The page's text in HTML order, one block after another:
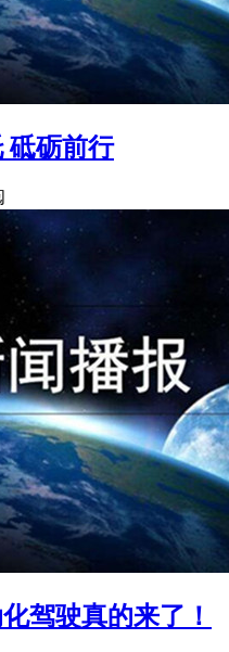
砥砺前行
驾驶真的来了！